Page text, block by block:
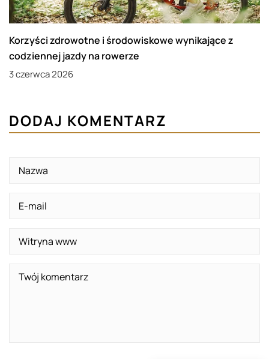
Korzyści zdrowotne i środowiskowe wynikające z
codziennej jazdy na rowerze
3 czerwca 2026
DODAJ KOMENTARZ